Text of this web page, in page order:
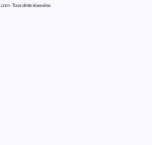
- Tous droits réservéss